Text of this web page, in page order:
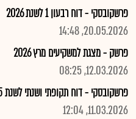
פרשקובסקי - דוח רבעון 1 לשנת 2026
20.05.2026, 14:48
פרשק - מצגת למשקיעים מרץ 2026
12.03.2026, 08:25
פרשקובסקי - דוח תקופתי ושנתי לשנת 2025
11.03.2026, 12:04